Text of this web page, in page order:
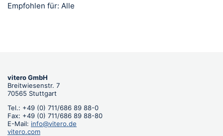
Empfohlen für: Alle
vitero GmbH
Breitwiesenstr. 7
70565 Stuttgart
Tel.: +49 (0) 711/686 89 88-0
Fax: +49 (0) 711/686 89 88-80
E-Mail: info@vitero.de
vitero.com